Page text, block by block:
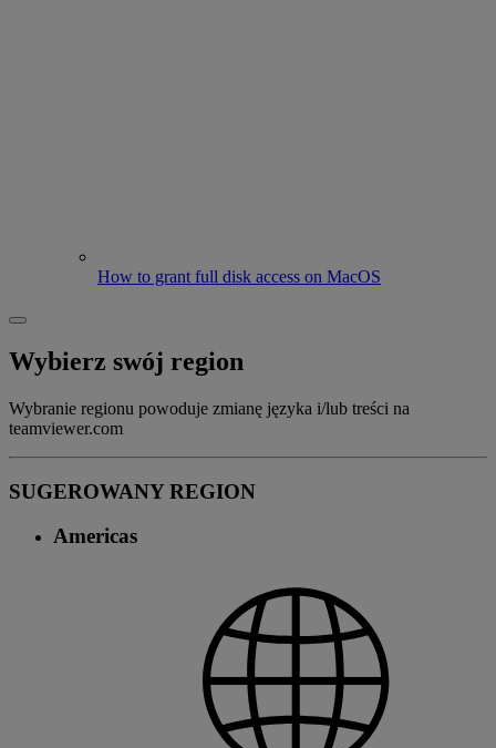
How to grant full disk access on MacOS
Wybierz swój region
Wybranie regionu powoduje zmianę języka i/lub treści na
teamviewer.com
SUGEROWANY REGION
Americas